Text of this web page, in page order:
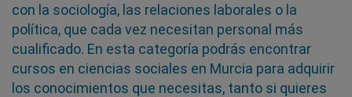
con la sociología, las relaciones laborales o la
política, que cada vez necesitan personal más
cualificado. En esta categoría podrás encontrar
cursos en ciencias sociales en Murcia para adquirir
los conocimientos que necesitas, tanto si quieres